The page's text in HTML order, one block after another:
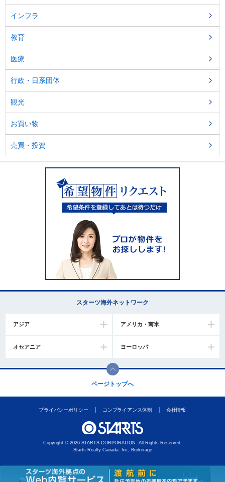
インフラ
教育
医療
行政・日系団体
観光
お買い物
売買・投資
スターツ海外ネットワーク
アジア アメリカ・南米
オセアニア ヨーロッパ
ページトップへ
プライバシーポリシー コンプライアンス体制 会社情報
Copyright © 2026 STARTS CORPORATION. All Rights Reserved.
Starts Realty Canada. Inc, Brokerage